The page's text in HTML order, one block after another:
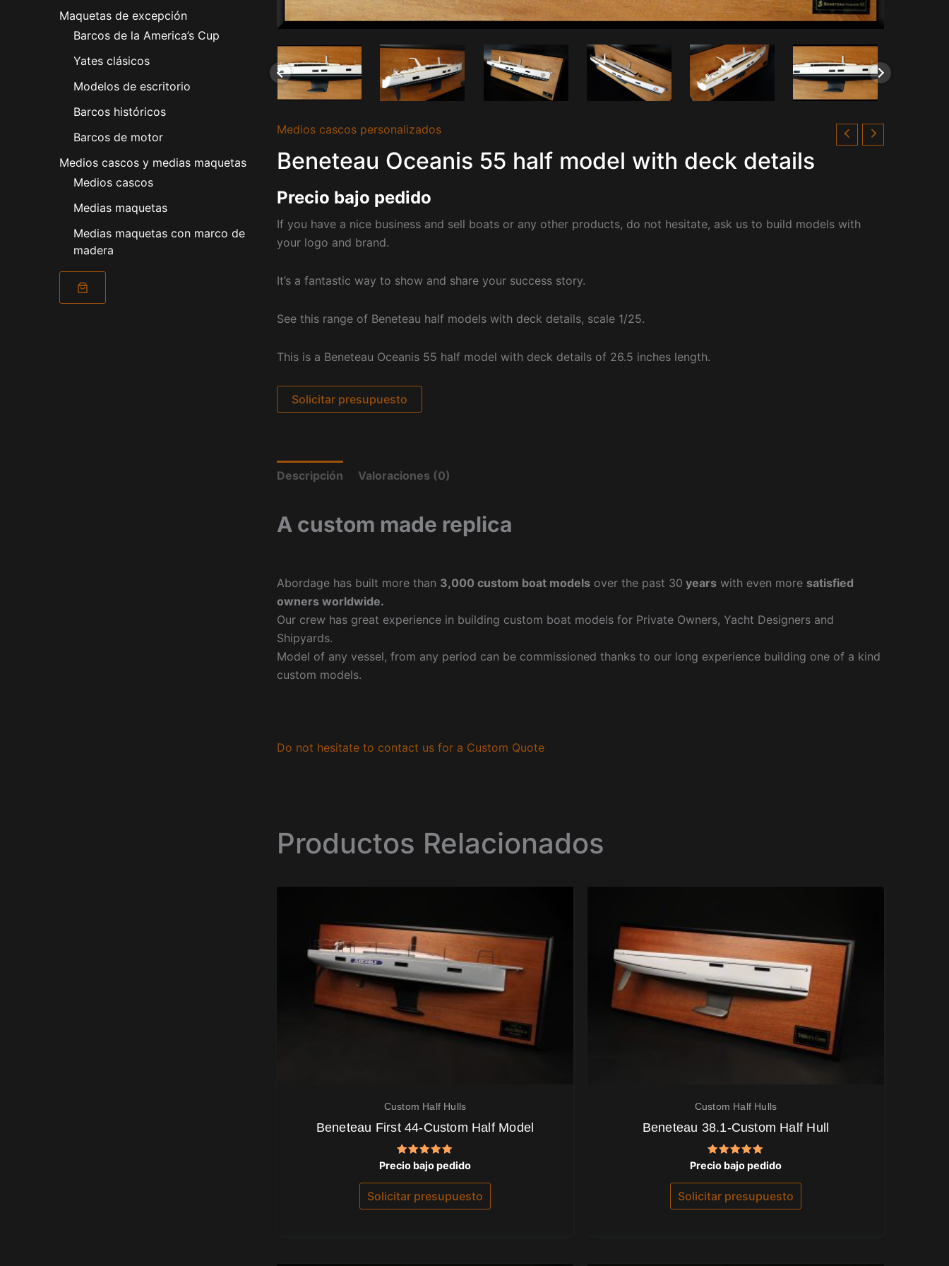
Maquetas de excepción
Barcos de la America’s Cup
Yates clásicos
Modelos de escritorio
Barcos históricos
Barcos de motor
Medios cascos y medias maquetas
Medios cascos
Medias maquetas
Medias maquetas con marco de
madera
Medios cascos personalizados
Beneteau Oceanis 55 half model with deck details
Precio bajo pedido
If you have a nice business and sell boats or any other products, do not hesitate, ask us to build models with
your logo and brand.
It’s a fantastic way to show and share your success story.
See this range of Beneteau half models with deck details, scale 1/25.
This is a Beneteau Oceanis 55 half model with deck details of 26.5 inches length.
Solicitar presupuesto
Descripción Valoraciones (0)
A custom made replica
Abordage has built more than 3,000 custom boat models over the past 30 years with even more satisfied
owners worldwide.
Our crew has great experience in building custom boat models for Private Owners, Yacht Designers and
Shipyards.
Model of any vessel, from any period can be commissioned thanks to our long experience building one of a kind
custom models.
Do not hesitate to contact us for a Custom Quote
Productos Relacionados
Custom Half Hulls
Beneteau First 44-Custom Half Model
Valorado
con
5.00
Precio bajo pedido
Solicitar presupuesto
Custom Half Hulls
Beneteau 38.1-Custom Half Hull
Valorado
con
5.00
Precio bajo pedido
Solicitar presupuesto